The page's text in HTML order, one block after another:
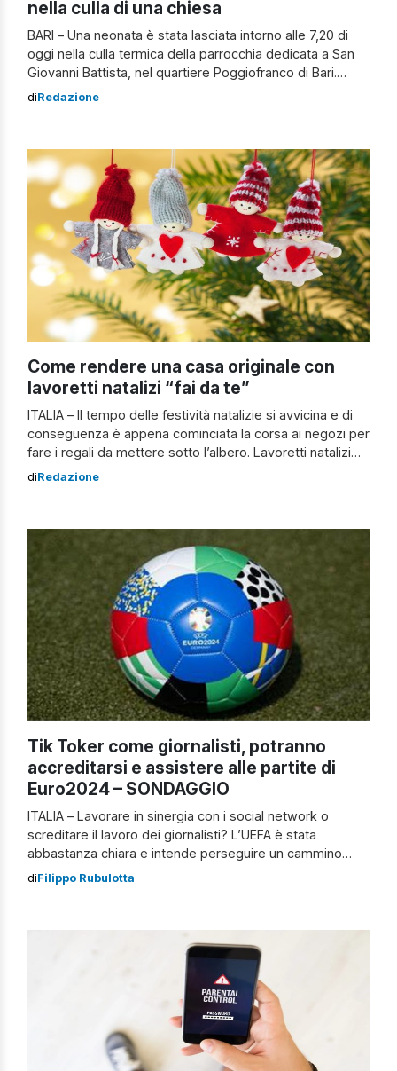
nella culla di una chiesa
BARI – Una neonata è stata lasciata intorno alle 7,20 di
oggi nella culla termica della parrocchia dedicata a San
Giovanni Battista, nel quartiere Poggiofranco di Bari.
Neonata abbandonata a Bari A prenderla tra le braccia è
diRedazione
Come rendere una casa originale con
lavoretti natalizi “fai da te”
ITALIA – Il tempo delle festività natalizie si avvicina e di
conseguenza è appena cominciata la corsa ai negozi per
fare i regali da mettere sotto l’albero. Lavoretti natalizi
per abbellire la casa con originalità Per non sfociare nella
diRedazione
Tik Toker come giornalisti, potranno
accreditarsi e assistere alle partite di
Euro2024 – SONDAGGIO
ITALIA – Lavorare in sinergia con i social network o
screditare il lavoro dei giornalisti? L’UEFA è stata
abbastanza chiara e intende perseguire un cammino
avviato già da un paio di anni insieme ai Tik Toker. Tik
diFilippo Rubulotta